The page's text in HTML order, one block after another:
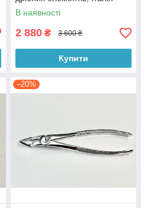
В наявності
2 880 ₴ 3 600 ₴
Купити
–20%